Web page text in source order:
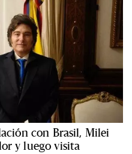
con Brasil, Milei
y luego visita